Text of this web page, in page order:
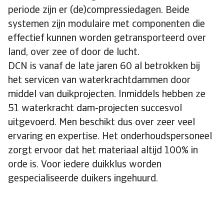
periode zijn er (de)compressiedagen. Beide
systemen zijn modulaire met componenten die
effectief kunnen worden getransporteerd over
land, over zee of door de lucht.
DCN is vanaf de late jaren 60 al betrokken bij
het servicen van waterkrachtdammen door
middel van duikprojecten. Inmiddels hebben ze
51 waterkracht dam-projecten succesvol
uitgevoerd. Men beschikt dus over zeer veel
ervaring en expertise. Het onderhoudspersoneel
zorgt ervoor dat het materiaal altijd 100% in
orde is. Voor iedere duikklus worden
gespecialiseerde duikers ingehuurd.